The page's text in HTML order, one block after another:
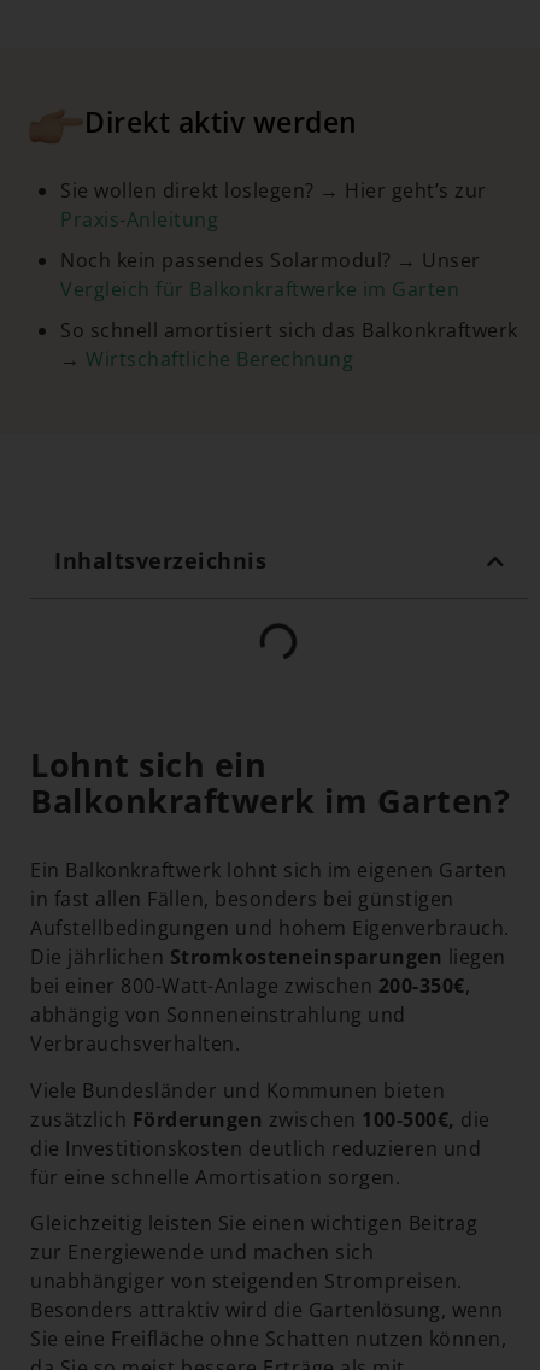
Direkt aktiv werden
Sie wollen direkt loslegen? → Hier geht’s zur
Praxis-Anleitung
Noch kein passendes Solarmodul? → Unser
Vergleich für Balkonkraftwerke im Garten
So schnell amortisiert sich das Balkonkraftwerk
→ Wirtschaftliche Berechnung
Inhaltsverzeichnis
Lohnt sich ein
Balkonkraftwerk im Garten?
Ein Balkonkraftwerk lohnt sich im eigenen Garten
in fast allen Fällen, besonders bei günstigen
Aufstellbedingungen und hohem Eigenverbrauch.
Die jährlichen Stromkosteneinsparungen liegen
bei einer 800-Watt-Anlage zwischen 200-350€,
abhängig von Sonneneinstrahlung und
Verbrauchsverhalten.
Viele Bundesländer und Kommunen bieten
zusätzlich Förderungen zwischen 100-500€, die
die Investitionskosten deutlich reduzieren und
für eine schnelle Amortisation sorgen.
Gleichzeitig leisten Sie einen wichtigen Beitrag
zur Energiewende und machen sich
unabhängiger von steigenden Strompreisen.
Besonders attraktiv wird die Gartenlösung, wenn
Sie eine Freifläche ohne Schatten nutzen können,